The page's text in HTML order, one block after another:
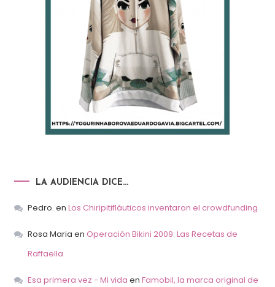
LA AUDIENCIA DICE…
Pedro. en Los Chiripitifláuticos inventaron el crowdfunding
Rosa Maria en Operación Bikini 2009: Las Recetas de
Raffaella
Esa primera vez - Mi vida en Famobil, la marca original de